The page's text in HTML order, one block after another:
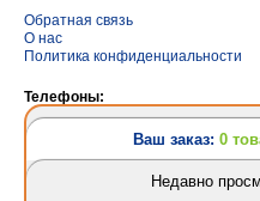
Обратная связь
О нас
Политика конфиденциальности
Телефоны:
(063) 628-31-24
(063) 628-31-24
Разработка сайтов исоздание
Ваш заказ: 0
Недавно